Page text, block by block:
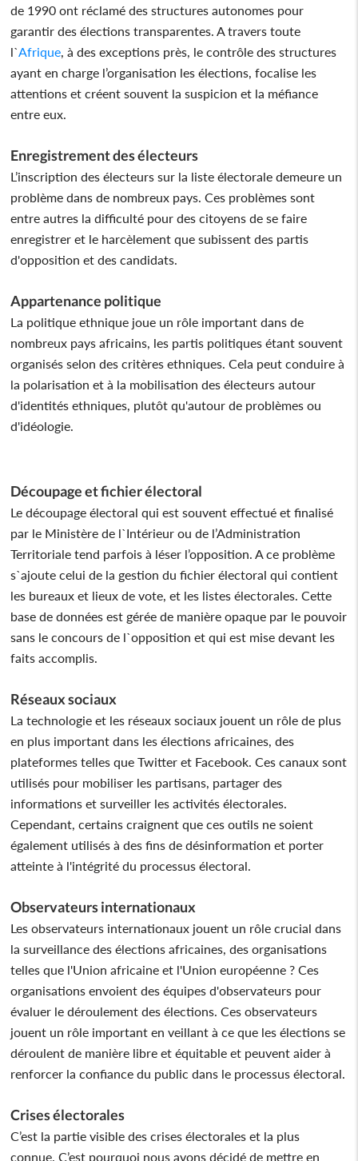
de 1990 ont réclamé des structures autonomes pour
garantir des élections transparentes. A travers toute
l`Afrique, à des exceptions près, le contrôle des structures
ayant en charge l’organisation les élections, focalise les
attentions et créent souvent la suspicion et la méfiance
entre eux.
Enregistrement des électeurs
L’inscription des électeurs sur la liste électorale demeure un
problème dans de nombreux pays. Ces problèmes sont
entre autres la difficulté pour des citoyens de se faire
enregistrer et le harcèlement que subissent des partis
d'opposition et des candidats.
Appartenance politique
La politique ethnique joue un rôle important dans de
nombreux pays africains, les partis politiques étant souvent
organisés selon des critères ethniques. Cela peut conduire à
la polarisation et à la mobilisation des électeurs autour
d'identités ethniques, plutôt qu'autour de problèmes ou
d'idéologie.
Découpage et fichier électoral
Le découpage électoral qui est souvent effectué et finalisé
par le Ministère de l`Intérieur ou de l’Administration
Territoriale tend parfois à léser l’opposition. A ce problème
s`ajoute celui de la gestion du fichier électoral qui contient
les bureaux et lieux de vote, et les listes électorales. Cette
base de données est gérée de manière opaque par le pouvoir
sans le concours de l`opposition et qui est mise devant les
faits accomplis.
Réseaux sociaux
La technologie et les réseaux sociaux jouent un rôle de plus
en plus important dans les élections africaines, des
plateformes telles que Twitter et Facebook. Ces canaux sont
utilisés pour mobiliser les partisans, partager des
informations et surveiller les activités électorales.
Cependant, certains craignent que ces outils ne soient
également utilisés à des fins de désinformation et porter
atteinte à l'intégrité du processus électoral.
Observateurs internationaux
Les observateurs internationaux jouent un rôle crucial dans
la surveillance des élections africaines, des organisations
telles que l'Union africaine et l'Union européenne ? Ces
organisations envoient des équipes d'observateurs pour
évaluer le déroulement des élections. Ces observateurs
jouent un rôle important en veillant à ce que les élections se
déroulent de manière libre et équitable et peuvent aider à
renforcer la confiance du public dans le processus électoral.
Crises électorales
C’est la partie visible des crises électorales et la plus
connue. C’est pourquoi nous avons décidé de mettre en